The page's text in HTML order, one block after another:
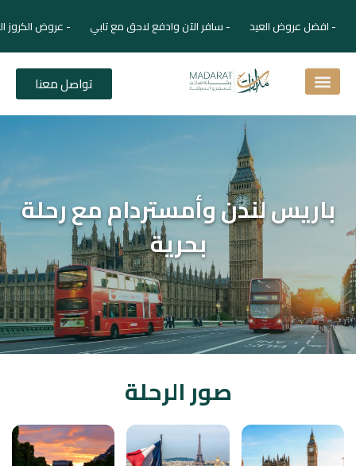
- افضل عروض العيد - سافر الآن وادفع لاحق مع تابي - عروض الكروز
تواصل معنا
باريس لندن وأمستردام مع رحلة
بحرية
صور الرحلة